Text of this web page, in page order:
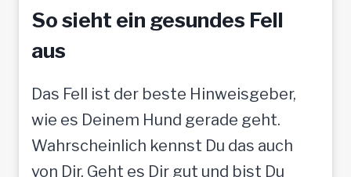
So sieht ein gesundes Fell
aus
Das Fell ist der beste Hinweisgeber,
wie es Deinem Hund gerade geht.
Wahrscheinlich kennst Du das auch
von Dir. Geht es Dir gut und bist Du